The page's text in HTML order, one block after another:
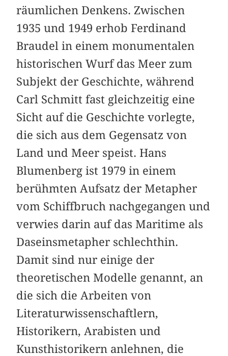
räumlichen Denkens. Zwischen
1935 und 1949 erhob Ferdinand
Braudel in einem monumentalen
historischen Wurf das Meer zum
Subjekt der Geschichte, während
Carl Schmitt fast gleichzeitig eine
Sicht auf die Geschichte vorlegte,
die sich aus dem Gegensatz von
Land und Meer speist. Hans
Blumenberg ist 1979 in einem
berühmten Aufsatz der Metapher
vom Schiffbruch nach­gegangen und
verwies darin auf das Maritime als
Daseinsmetapher schlechthin.
Damit sind nur einige der
theoretischen Modelle genannt, an
die sich die Arbeiten von
Literaturwissenschaftlern,
Historikern, Arabisten und
Kunsthistorikern anlehnen, die